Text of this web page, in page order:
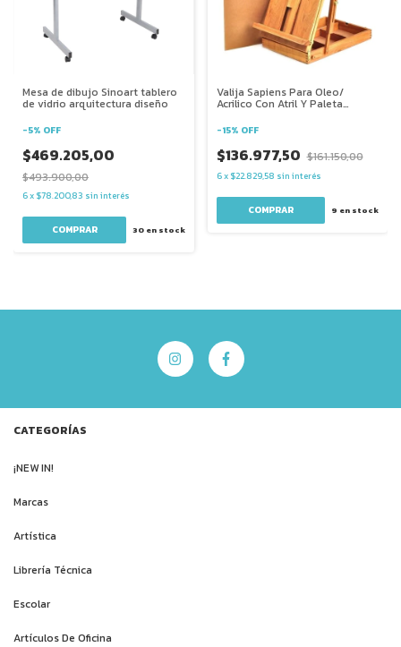
Mesa de dibujo Sinoart tablero
de vidrio arquitectura diseño
-5% OFF
$469.205,00
$493.900,00
6x $78.200,83 sin interés
30en stock
Valija Sapiens Para Oleo/
Acrilico Con Atril Y Paleta
-15% OFF
$136.977,50 $161.150,00
6x $22.829,58 sin interés
9 en stock
CATEGORÍAS
¡NEW IN!
Marcas
Artística
Librería Técnica
Escolar
Artículos De Oficina